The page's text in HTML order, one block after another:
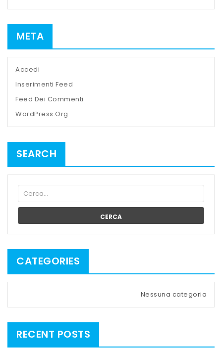
META
Accedi
Inserimenti Feed
Feed Dei Commenti
WordPress.org
SEARCH
CERCA
CATEGORIES
Nessuna categoria
RECENT POSTS